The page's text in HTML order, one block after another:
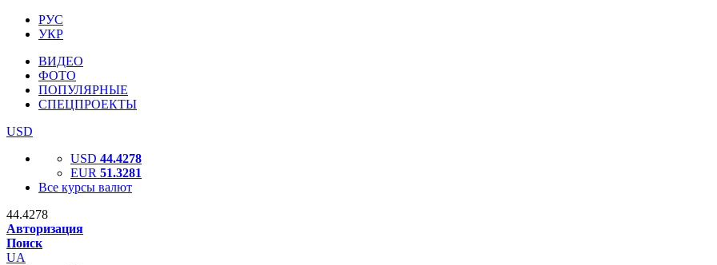
РУС
УКР
ВИДЕО
ФОТО
ПОПУЛЯРНЫЕ
СПЕЦПРОЕКТЫ
USD
USD 44.4278
EUR 51.3281
Все курсы валют
44.4278
Авторизация
Поиск
UA